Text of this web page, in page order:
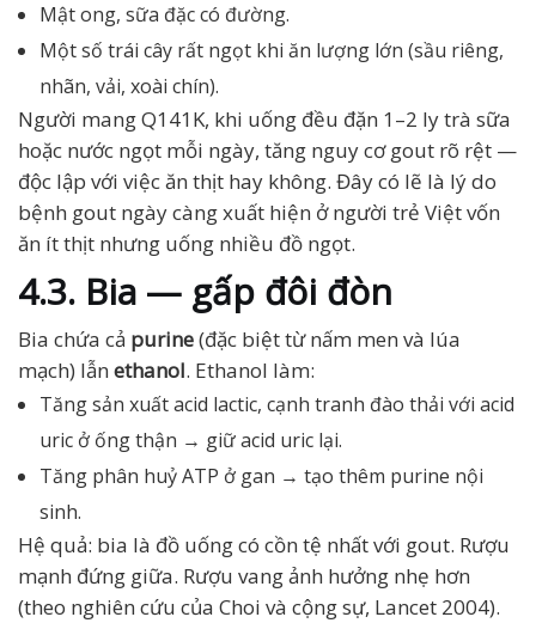
Mật ong, sữa đặc có đường.
Một số trái cây rất ngọt khi ăn lượng lớn (sầu riêng,
nhãn, vải, xoài chín).
Người mang Q141K, khi uống đều đặn 1–2 ly trà sữa
hoặc nước ngọt mỗi ngày, tăng nguy cơ gout rõ rệt —
độc lập với việc ăn thịt hay không. Đây có lẽ là lý do
bệnh gout ngày càng xuất hiện ở người trẻ Việt vốn
ăn ít thịt nhưng uống nhiều đồ ngọt.
4.3. Bia — gấp đôi đòn
Bia chứa cả purine(đặc biệt từ nấm men và lúa
mạch) lẫn ethanol. Ethanol làm:
Tăng sản xuất acid lactic, cạnh tranh đào thải với acid
uric ở ống thận → giữ acid uric lại.
Tăng phân huỷ ATP ở gan → tạo thêm purine nội
sinh.
Hệ quả: bia là đồ uống có cồn tệ nhất với gout. Rượu
mạnh đứng giữa. Rượu vang ảnh hưởng nhẹ hơn
(theo nghiên cứu của Choi và cộng sự, Lancet 2004).